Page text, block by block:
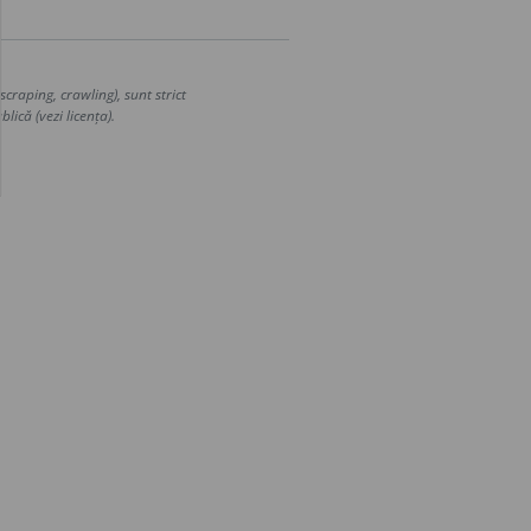
crawling), sunt strict
(vezi licența).